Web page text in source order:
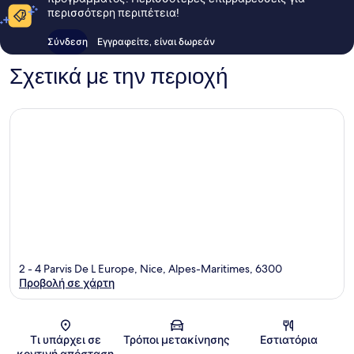
περισσότερη περιπέτεια!
Σύνδεση Εγγραφείτε, είναι δωρεάν
Σχετικά με την περιοχή
Χάρτης
2 - 4 Parvis De L Europe, Nice, Alpes-Maritimes, 6300
Προβολή σε χάρτη
Τι υπάρχει σε
Τρόποι μετακίνησης Εστιατόρια